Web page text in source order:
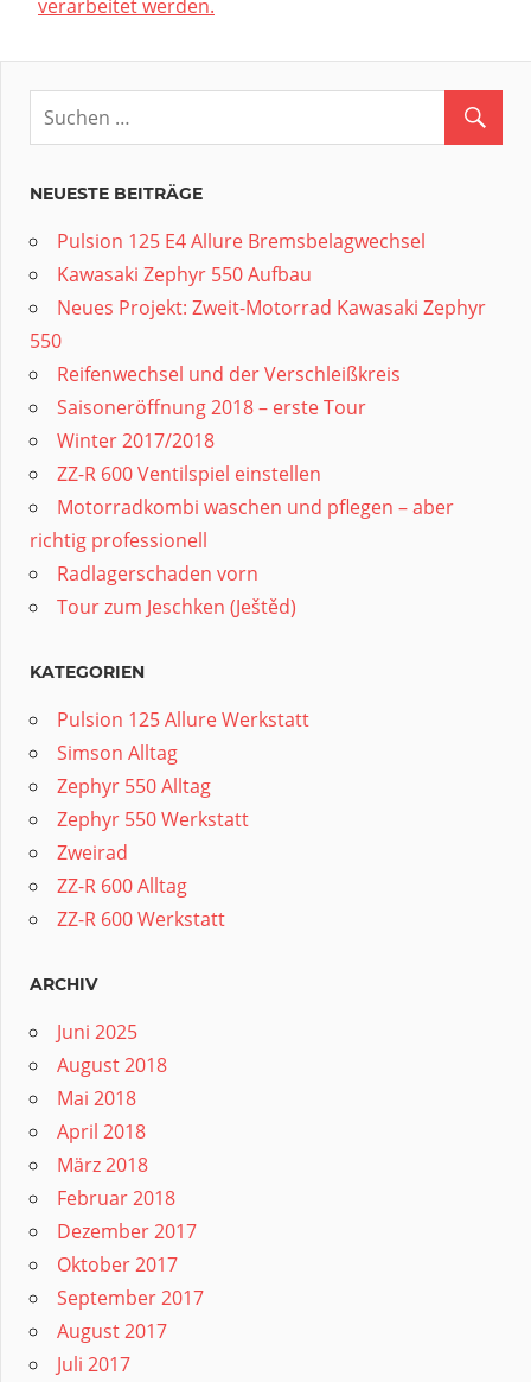
verarbeitet werden.
NEUESTE BEITRÄGE
Pulsion 125 E4 Allure Bremsbelagwechsel
Kawasaki Zephyr 550 Aufbau
Neues Projekt: Zweit-Motorrad Kawasaki Zephyr
550
Reifenwechsel und der Verschleißkreis
Saisoneröffnung 2018 – erste Tour
Winter 2017/2018
ZZ-R 600 Ventilspiel einstellen
Motorradkombi waschen und pflegen – aber
richtig professionell
Radlagerschaden vorn
Tour zum Jeschken (Ještěd)
KATEGORIEN
Pulsion 125 Allure Werkstatt
Simson Alltag
Zephyr 550 Alltag
Zephyr 550 Werkstatt
Zweirad
ZZ-R 600 Alltag
ZZ-R 600 Werkstatt
ARCHIV
Juni 2025
August 2018
Mai 2018
April 2018
März 2018
Februar 2018
Dezember 2017
Oktober 2017
September 2017
August 2017
Juli 2017